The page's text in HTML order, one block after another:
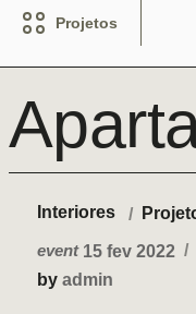
Projetos
Interiores /
event 15 fev 2022
by admin